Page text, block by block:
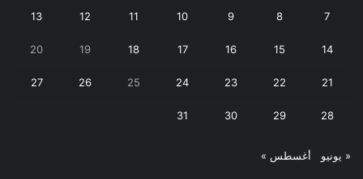
7
8
9
10
11
12
13
14
15
16
17
18
19
20
21
22
23
24
25
26
27
28
29
30
31
« يونيو أغسطس »